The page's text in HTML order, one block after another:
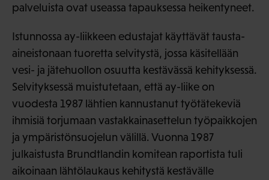
palveluista ovat useassa tapauksessa heikentyneet.
Istunnossa ay-liikkeen edustajat käyttävät tausta-
aineistonaan tuoretta selvitystä, jossa käsitellään
vesi- ja jätehuollon osuutta kestävässä kehityksessä.
Selvityksessä muistutetaan, että ay-liike on
vuodesta 1987 lähtien kannustanut työtätekeviä
ihmisiä torjumaan vastakkainasettelun työpaikkojen
ja ympäristönsuojelun välillä. Vuonna 1987
julkaistusta Brundtlandin komitean raportista tuli
aikoinaan lähtölaukaus kehitystä kestävälle